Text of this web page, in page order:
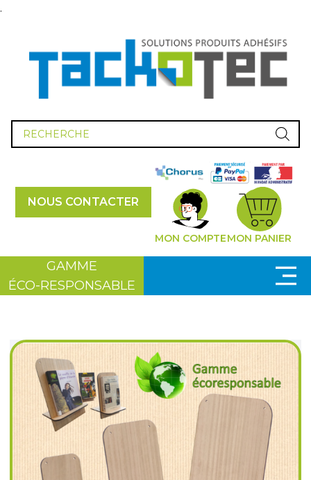
.
Recherche
de
produits
NOUS CONTACTER
MON COMPTEMON PANIER
GAMME
ÉCO-RESPONSABLE